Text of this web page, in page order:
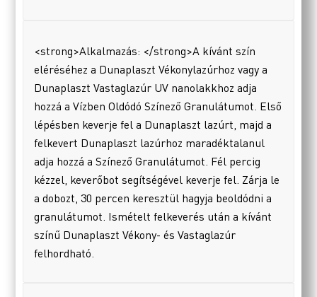
<strong>Alkalmazás: </strong>A kívánt szín
eléréséhez a Dunaplaszt Vékonylazúrhoz vagy a
Dunaplaszt Vastaglazúr UV nanolakkhoz adja
hozzá a Vízben Oldódó Színező Granulátumot. Első
lépésben keverje fel a Dunaplaszt lazúrt, majd a
felkevert Dunaplaszt lazúrhoz maradéktalanul
adja hozzá a Színező Granulátumot. Fél percig
kézzel, keverőbot segítségével keverje fel. Zárja le
a dobozt, 30 percen keresztül hagyja beoldódni a
granulátumot. Ismételt felkeverés után a kívánt
színű Dunaplaszt Vékony- és Vastaglazúr
felhordható.